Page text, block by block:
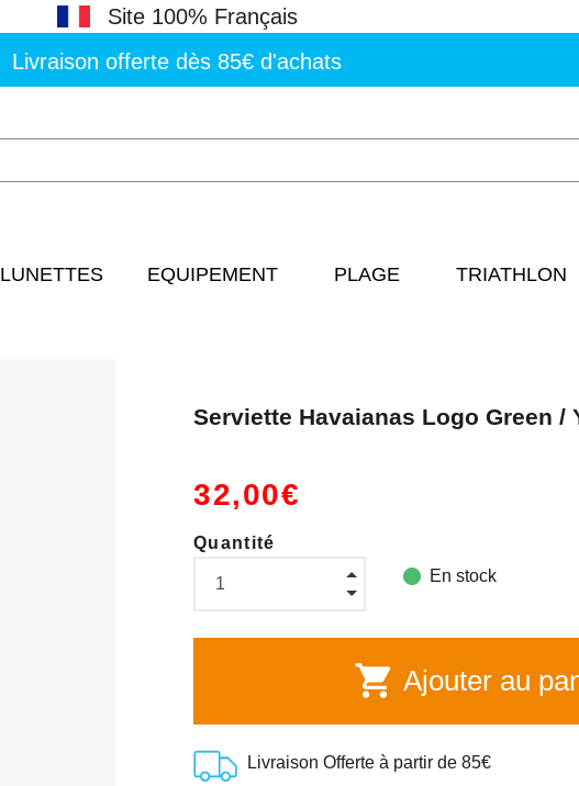
Site 100% Français
Livraison offerte dès 85€ d'achats
LUNETTES EQUIPEMENT PLAGE TRIATHLON
Serviette Havaianas Logo Green /
32,00€
Quantité
 En stock
shopping_cart Ajouter au
Livraison Offerte à partir de 85€